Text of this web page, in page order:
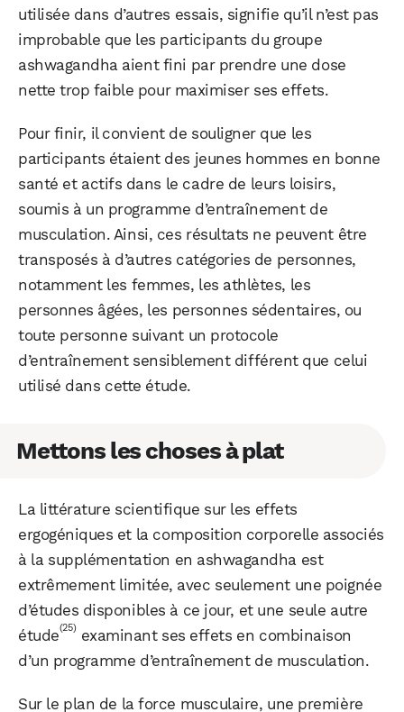
utilisée dans d’autres essais, signifie qu’il n’est pas
improbable que les participants du groupe
ashwagandha aient fini par prendre une dose
nette trop faible pour maximiser ses effets.
Pour finir, il convient de souligner que les
participants étaient des jeunes hommes en bonne
santé et actifs dans le cadre de leurs loisirs,
soumis à un programme d’entraînement de
musculation. Ainsi, ces résultats ne peuvent être
transposés à d’autres catégories de personnes,
notamment les femmes, les athlètes, les
personnes âgées, les personnes sédentaires, ou
toute personne suivant un protocole
d’entraînement sensiblement différent que celui
utilisé dans cette étude.
Mettons les choses à plat
La littérature scientifique sur les effets
ergogéniques et la composition corporelle associés
à la supplémentation en ashwagandha est
extrêmement limitée, avec seulement une poignée
d’études disponibles à ce jour, et une seule autre
étude(25) examinant ses effets en combinaison
d’un programme d’entraînement de musculation.
Sur le plan de la force musculaire, une première